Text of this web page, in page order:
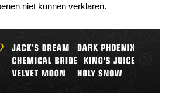
niet kunnen verklaren.